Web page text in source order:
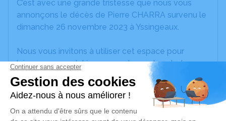
C’est avec une grande tristesse que nous vous
annonçons le décès de Pierre CHARRA survenu le
dimanche 26 novembre 2023 à Yssingeaux.
Nous vous invitons à utiliser cet espace pour
laisser vos condoléances, partager des photos
souvenirs, une anecdote ou exprimer vos pensées
à travers des poèmes ou des textes. Cet endroit
est un lieu d'expression dédié à honorer la
mémoire de Pierre CHARRA.